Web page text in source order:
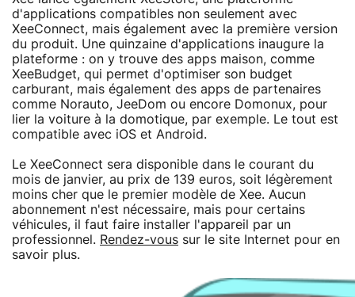
d'applications compatibles non seulement avec
XeeConnect, mais également avec la première version
du produit. Une quinzaine d'applications inaugure la
plateforme : on y trouve des apps maison, comme
XeeBudget, qui permet d'optimiser son budget
carburant, mais également des apps de partenaires
comme Norauto, JeeDom ou encore Domonux, pour
lier la voiture à la domotique, par exemple. Le tout est
compatible avec iOS et Android.
Le XeeConnect sera disponible dans le courant du
mois de janvier, au prix de 139 euros, soit légèrement
moins cher que le premier modèle de Xee. Aucun
abonnement n'est nécessaire, mais pour certains
véhicules, il faut faire installer l'appareil par un
professionnel. Rendez-vous sur le site Internet pour en
savoir plus.